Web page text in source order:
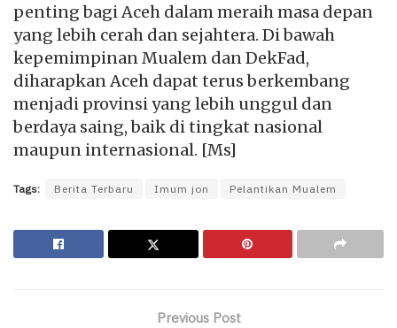
penting bagi Aceh dalam meraih masa depan
yang lebih cerah dan sejahtera. Di bawah
kepemimpinan Mualem dan DekFad,
diharapkan Aceh dapat terus berkembang
menjadi provinsi yang lebih unggul dan
berdaya saing, baik di tingkat nasional
maupun internasional. [Ms]
Tags: Berita Terbaru Imum jon Pelantikan Mualem
Previous Post